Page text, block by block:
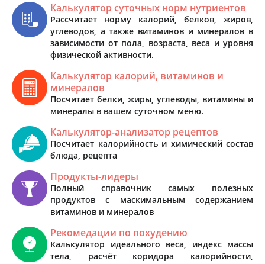
Калькулятор суточных норм нутриентов
Рассчитает норму калорий, белков, жиров,
углеводов, а также витаминов и минералов в
зависимости от пола, возраста, веса и уровня
физической активности.
Калькулятор калорий, витаминов и
минералов
Посчитает белки, жиры, углеводы, витамины и
минералы в вашем суточном меню.
Калькулятор-анализатор рецептов
Посчитает калорийность и химический состав
блюда, рецепта
Продукты-лидеры
Полный справочник самых полезных
продуктов с маскимальным содержанием
витаминов и минералов
Рекомедации по похудению
Калькулятор идеального веса, индекс массы
тела, расчёт коридора калорийности,